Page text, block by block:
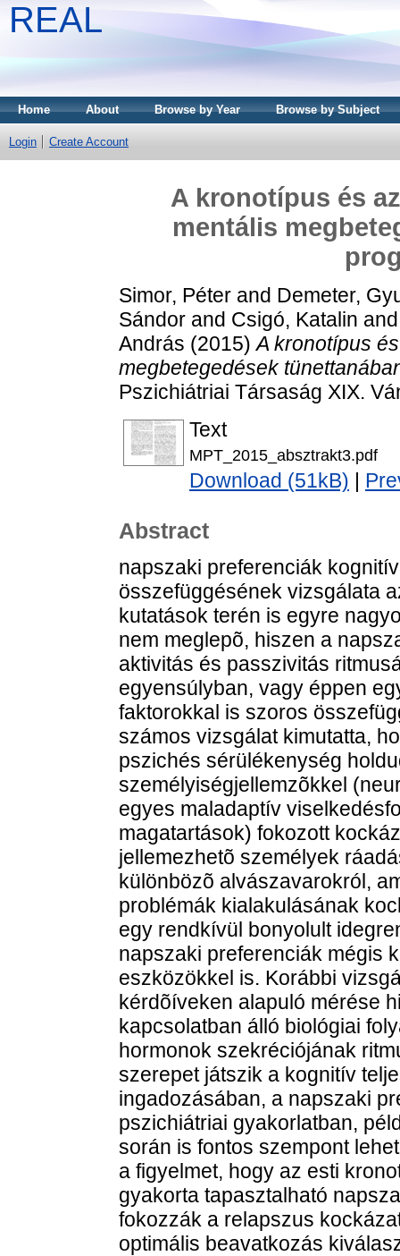
REAL
Home About Browse by Year Browse by Subject
Login Create Account
A kronotípus és
mentális
Simor, Péter and Demeter,
Sándor and Csigó, Katalin
András (2015)A kronotípus
megbetegedések
Pszichiátriai Társaság XIX.
Text
MPT_2015_absztrakt3.pdf
Download (51kB)
Abstract
napszaki preferenciák
összefüggésének vizsgálata
kutatások terén is egyre
nem meglepõ, hiszen a
aktivitás és passzivitás
egyensúlyban, vagy éppen
faktorokkal is szoros
számos vizsgálat kimutatta,
pszichés sérülékenység
személyiségjellemzõkkel
egyes maladaptív
magatartások) fokozott
jellemezhetõ személyek
különbözõ alvászavarokról,
problémák kialakulásának
egy rendkívül bonyolult
napszaki preferenciák mégis
eszközökkel is. Korábbi
kérdõíveken alapuló mérése
kapcsolatban álló biológiai
hormonok szekréciójának
szerepet játszik a kognitív
ingadozásában, a napszaki
pszichiátriai gyakorlatban,
során is fontos szempont
a figyelmet, hogy az esti
gyakorta tapasztalható
fokozzák a relapszus
optimális beavatkozás